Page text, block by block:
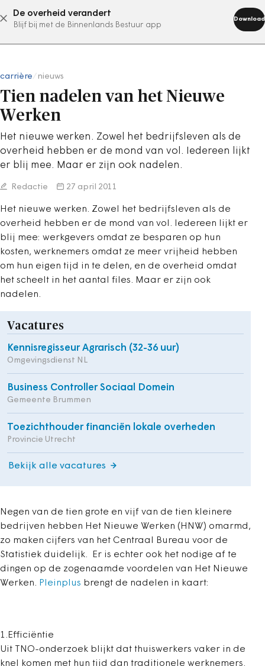
De overheid verandert
Blijf bij met de Binnenlands Bestuur app
Download
abonneer nu
carrière nieuws
Tien nadelen van het Nieuwe
Werken
Het nieuwe werken. Zowel het bedrijfsleven als de
overheid hebben er de mond van vol. Iedereen lijkt
er blij mee. Maar er zijn ook nadelen.
Redactie 27 april 2011
Het nieuwe werken. Zowel het bedrijfsleven als de
overheid hebben er de mond van vol. Iedereen lijkt er
blij mee: werkgevers omdat ze besparen op hun
kosten, werknemers omdat ze meer vrijheid hebben
om hun eigen tijd in te delen, en de overheid omdat
het scheelt in het aantal files. Maar er zijn ook
nadelen.
Vacatures
Kennisregisseur Agrarisch (32-36 uur)
Omgevingsdienst NL
Business Controller Sociaal Domein
Gemeente Brummen
Toezichthouder financiën lokale overheden
Provincie Utrecht
Bekijk alle vacatures
Negen van de tien grote en vijf van de tien kleinere
bedrijven hebben Het Nieuwe Werken (HNW) omarmd,
zo maken cijfers van het Centraal Bureau voor de
Statistiek duidelijk. Er is echter ook het nodige af te
dingen op de zogenaamde voordelen van Het Nieuwe
Werken. Pleinplus brengt de nadelen in kaart:
1.Efficiëntie
Uit TNO-onderzoek blijkt dat thuiswerkers vaker in de
knel komen met hun tijd dan traditionele werknemers.